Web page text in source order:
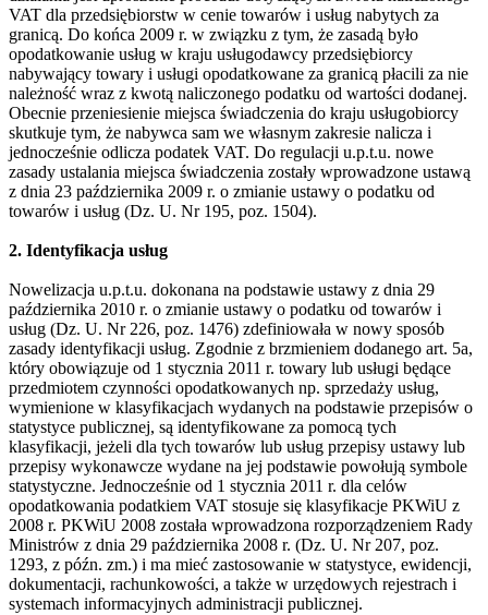
VAT dla przedsiębiorstw w cenie towarów i usług nabytych za
granicą. Do końca 2009 r. w związku z tym, że zasadą było
opodatkowanie usług w kraju usługodawcy przedsiębiorcy
nabywający towary i usługi opodatkowane za granicą płacili za nie
należność wraz z kwotą naliczonego podatku od wartości dodanej.
Obecnie przeniesienie miejsca świadczenia do kraju usługobiorcy
skutkuje tym, że nabywca sam we własnym zakresie nalicza i
jednocześnie odlicza podatek VAT. Do regulacji u.p.t.u. nowe
zasady ustalania miejsca świadczenia zostały wprowadzone ustawą
z dnia 23 października 2009 r. o zmianie ustawy o podatku od
towarów i usług (Dz. U. Nr 195, poz. 1504).
2. Identyfikacja usług
Nowelizacja u.p.t.u. dokonana na podstawie ustawy z dnia 29
października 2010 r. o zmianie ustawy o podatku od towarów i
usług (Dz. U. Nr 226, poz. 1476) zdefiniowała w nowy sposób
zasady identyfikacji usług. Zgodnie z brzmieniem dodanego art. 5a,
który obowiązuje od 1 stycznia 2011 r. towary lub usługi będące
przedmiotem czynności opodatkowanych np. sprzedaży usług,
wymienione w klasyfikacjach wydanych na podstawie przepisów o
statystyce publicznej, są identyfikowane za pomocą tych
klasyfikacji, jeżeli dla tych towarów lub usług przepisy ustawy lub
przepisy wykonawcze wydane na jej podstawie powołują symbole
statystyczne. Jednocześnie od 1 stycznia 2011 r. dla celów
opodatkowania podatkiem VAT stosuje się klasyfikacje PKWiU z
2008 r. PKWiU 2008 została wprowadzona rozporządzeniem Rady
Ministrów z dnia 29 października 2008 r. (Dz. U. Nr 207, poz.
1293, z późn. zm.) i ma mieć zastosowanie w statystyce, ewidencji,
dokumentacji, rachunkowości, a także w urzędowych rejestrach i
systemach informacyjnych administracji publicznej.